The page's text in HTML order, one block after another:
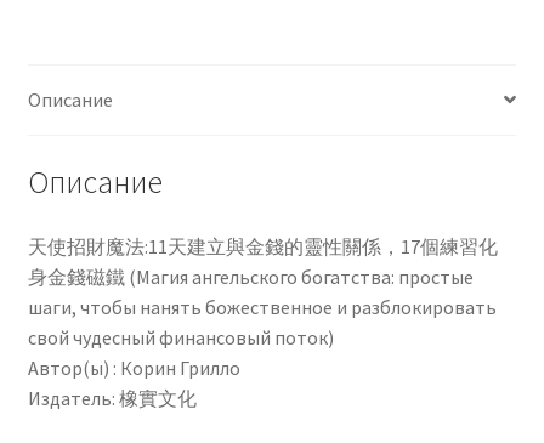
建
與
金
的
靈
性
關
係，
17
Описание
Описание
天使招財魔法:11天建立與金錢的靈性關係，17個練習化
身金錢磁鐵 (Магия ангельского богатства: простые
шаги, чтобы нанять божественное и разблокировать
свой чудесный финансовый поток)
Автор(ы) : Корин Грилло
Издатель: 橡實文化